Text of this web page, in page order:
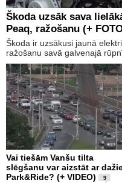
Škoda uzsāk sava
Peaq, ražošanu (+
Škoda ir uzsākusi jaunā
ražošanu savā galvenajā
Vai tiešām Vanšu tilta
slēgšanu var aizstāt ar
Park&Ride? (+ VIDEO)
9